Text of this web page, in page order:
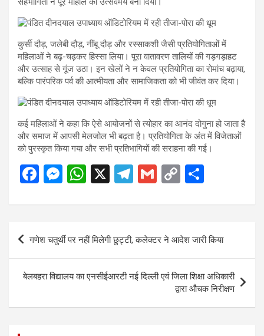
कुर्सी दौड़, जलेबी दौड़, नींबू दौड़ और रस्साकशी जैसी प्रतियोगिताओं में
महिलाओं ने बढ़-चढ़कर हिस्सा लिया। पूरा वातावरण तालियों की गड़गड़ाहट
और उत्साह से गूंज उठा। इन खेलों ने न केवल प्रतियोगिता का रोमांच बढ़ाया,
बल्कि पारंपरिक पर्व की आत्मीयता और सामाजिकता को भी जीवंत कर दिया।
कई महिलाओं ने कहा कि ऐसे आयोजनों से त्योहार का आनंद दोगुना हो जाता है
और समाज में आपसी मेलजोल भी बढ़ता है। प्रतियोगिता के अंत में विजेताओं
को पुरस्कृत किया गया और सभी प्रतिभागियों की सराहना की गई।
F
ce
o
o
k
M
se
n
g
er
W
at
s
A
p
p
X
T
e
gr
a
m
G
ail
C
py
Li
n
k
ar
e
Post
navigation
गणेश चतुर्थी पर नहीं मिलेगी छुट्टी, कलेक्टर ने आदेश जारी किया
बेलबहरा विद्यालय का एनसीईआरटी नई दिल्ली एवं जिला शिक्षा अधिकारी
द्वारा औचक निरीक्षण